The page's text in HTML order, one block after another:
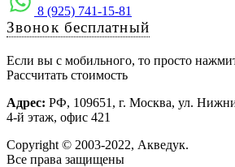
8 (925) 741-15-81
Звонок бесплатный
Если вы с мобильного, то просто
Рассчитать стоимость
Адрес: РФ, 109651, г. Москва, ул.
4-й этаж, офис 421
Copyright © 2003-2022, Акведук.
Все права защищены